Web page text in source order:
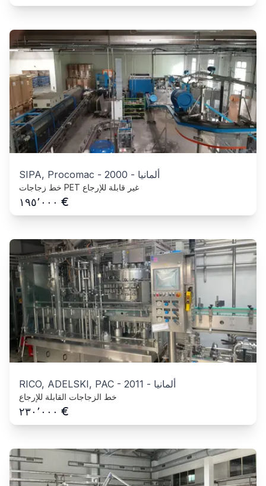
SIPA, Procomac - 2000 - ألمانيا
خط زجاجات PET غير قابلة للإرجاع
١٩٥٬٠٠٠ €
RICO, ADELSKI, PAC - 2011 - ألمانيا
خط الزجاجات القابلة للإرجاع
٢٣٠٬٠٠٠ €